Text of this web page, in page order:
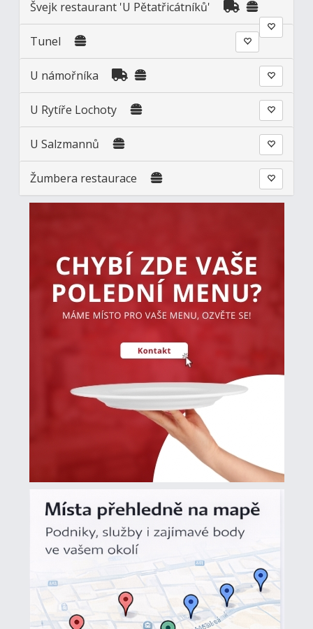
Švejk restaurant 'U Pětatřicátníků'
Tunel
U námořníka
U Rytíře Lochoty
U Salzmannů
Žumbera restaurace